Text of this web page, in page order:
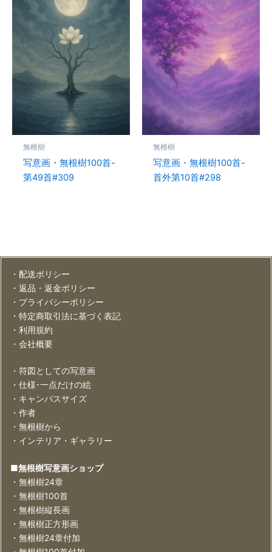
無根樹
写意画・無根樹100首-
第49首#309
無根樹
写意画・無根樹100首-
首外第10首#298
・配送ポリシー
・返品・返金ポリシー
・プライバシーポリシー
・特定商取引法に基づく表記
・利用規約
・会社概要
・符図としての写意画
・仕様･一点だけの絵
・キャンバスサイズ
・作者
・無根樹から
・インテリア・ギャラリー
■無根樹写意画ショップ
・無根樹24章
・無根樹100首
・無根樹縦長画
・無根樹正方形画
・無根樹24章付加